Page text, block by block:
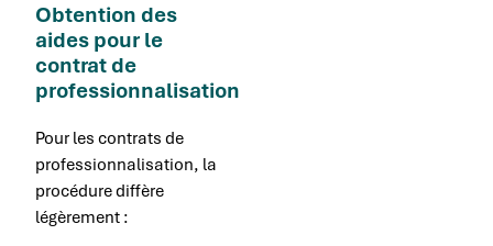
Obtention des
aides pour le
contrat de
professionnalisation
Pour les contrats de
professionnalisation, la
procédure diffère
légèrement :